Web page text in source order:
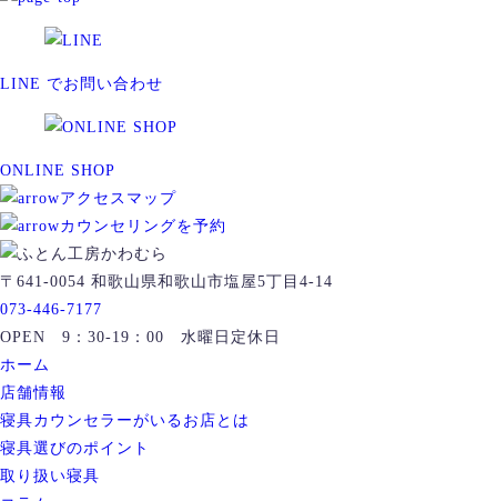
LINE でお問い合わせ
ONLINE SHOP
アクセスマップ
カウンセリングを予約
〒641-0054 和歌山県和歌山市塩屋5丁目4-14
073-446-7177
OPEN 9：30-19：00 水曜日定休日
ホーム
店舗情報
寝具カウンセラーがいるお店とは
寝具選びのポイント
取り扱い寝具